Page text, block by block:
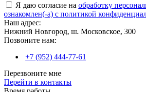
Я даю согласие на обработку
ознакомлен(-а) с политикой
Наш адрес:
Нижний Новгород, ш. Московское, 300
Позвоните нам:
+7 (952) 444-77-61
Перезвоните мне
Перейти в контакты